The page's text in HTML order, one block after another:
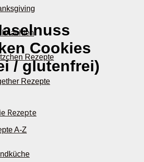
Rezepte
Rezepte
A-Z
Cookies
/ glutenfrei)
Rezepte